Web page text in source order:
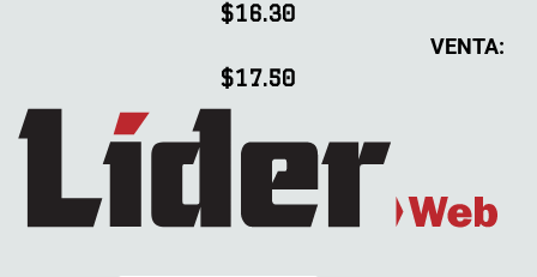
$16.30
VENTA:
$17.50